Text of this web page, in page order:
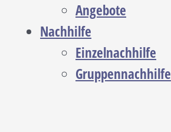
Angebote
Nachhilfe
Einzelnachhilfe
Gruppennachhilfe